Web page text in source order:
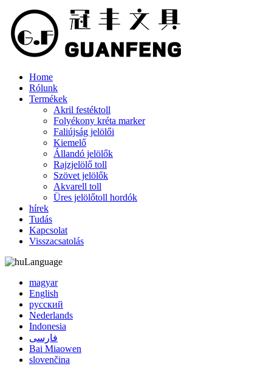
Home
Rólunk
Termékek
Akril festéktoll
Folyékony kréta marker
Faliújság jelölői
Kiemelő
Állandó jelölők
Rajzjelölő toll
Szövet jelölők
Akvarell toll
Üres jelölőtoll hordók
hírek
Tudás
Kapcsolat
Visszacsatolás
Language
magyar
English
русский
Nederlands
Indonesia
فارسی
Bai Miaowen
slovenčina